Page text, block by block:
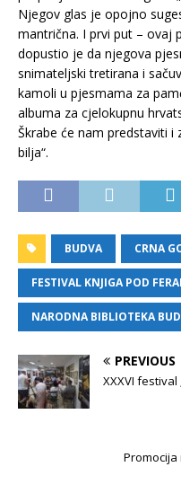
Njegov glas je opojno
mantrična. I prvi put – ovaj
dopustio je da njegova
snimateljski tretirana i
kamoli u pjesmama za
albuma za cjelokupnu
Škrabe će nam predstaviti i
bilja“.
BUDVA CRNA
FESTIVAL KNJIGA POD
NARODNA BIBLIOTEKA
PREVIOUS
XXXVI